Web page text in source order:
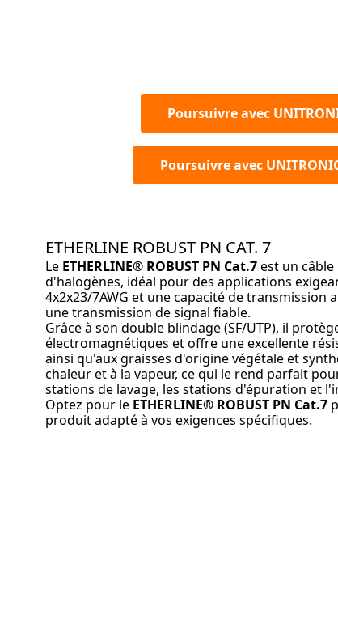
Poursuivre avec
Poursuivre avec
ETHERLINE ROBUST PN CAT. 7
Le ETHERLINE® ROBUST PN Cat.7est un
d'halogènes, idéal pour des applications
4x2x23/7AWG et une capacité de transmission
une transmission de signal fiable.
Grâce à son double blindage (SF/UTP), il
électromagnétiques et offre une excellente
ainsi qu'aux graisses d'origine végétale et
chaleur et à la vapeur, ce qui le rend parfait
stations de lavage, les stations d'épuration et
Optez pour le ETHERLINE® ROBUST PN Cat.7
produit adapté à vos exigences spécifiques.